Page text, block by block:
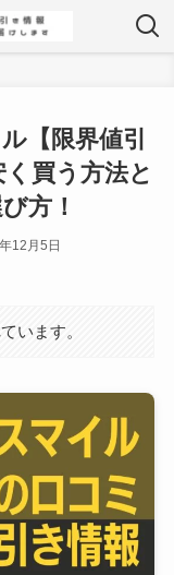
【限界値引
買う方法と
方！
12月5日
います。